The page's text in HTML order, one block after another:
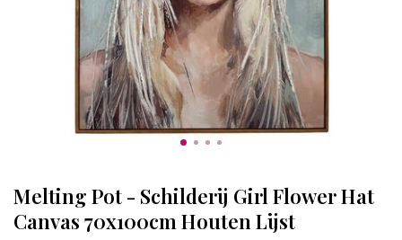
Melting Pot - Schilderij Girl Flower Hat
Canvas 70x100cm Houten Lijst